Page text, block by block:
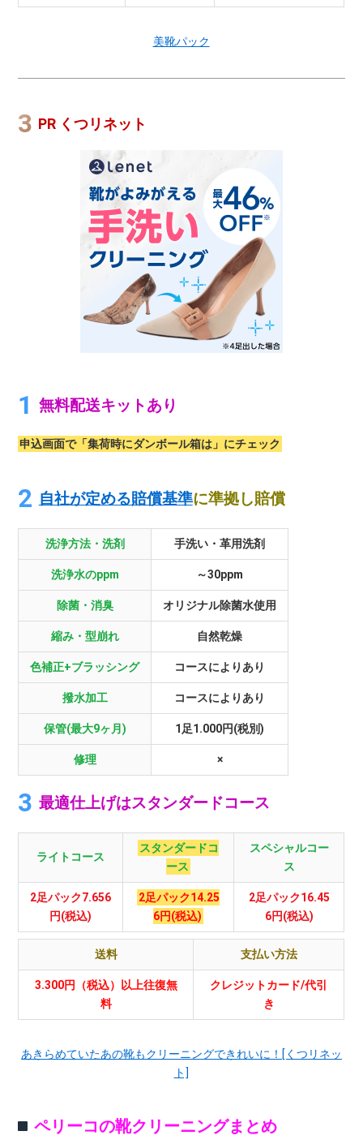
美靴パック
PR くつリネット
無料配送キットあり
申込画面で「集荷時にダンボール箱は」にチェック
自社が定める賠償基準に準拠し賠償
洗浄方法・洗剤 手洗い・革用洗剤
洗浄水のppm ～30ppm
除菌・消臭 オリジナル除菌水使用
縮み・型崩れ 自然乾燥
色補正+ブラッシング コースによりあり
撥水加工 コースによりあり
保管(最大9ヶ月) 1足1.000円(税別)
修理 ×
最適仕上げはスタンダードコース
ライトコース
スタンダードコ
ース
スペシャルコー
ス
2足パック7.656
円(税込)
2足パック14.25
6円(税込)
2足パック16.45
6円(税込)
送料 支払い方法
3.300円（税込）以上往復無
料
クレジットカード/代引
き
あきらめていたあの靴もクリーニングできれいに！[くつリネッ
ト]
ペリーコの靴クリーニングまとめ